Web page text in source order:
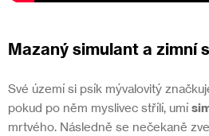
Mazaný simulant a zimní
Své území si psík mývalovitý
pokud po něm myslivec střílí, umí
mrtvého. Následně se nečekaně